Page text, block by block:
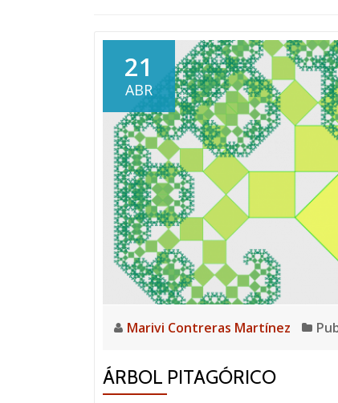
21
ABR
Marivi Contreras Martínez
ÁRBOL PITAGÓRICO